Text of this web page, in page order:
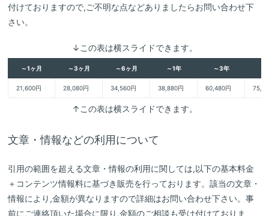
付けておりますので,ご不明な点などありましたらお問い合わせ下
さい。
↓この表は横スライドできます。
～1ヶ月 ～3ヶ月 ～6ヶ月 ～1年 ～3年
21,600円 28,080円 34,560円 38,880円 60,480円
↑この表は横スライドできます。
文章・情報などの利用について
引用の範囲を超える文章・情報の利用に関しては,以下の基本料金
＋コンテンツ情報料に基づき販売を行っております。該当の文章・
情報により,金額が異なりますので詳細はお問い合わせ下さい。事
前にご連絡頂いた場合に限り,金額のご相談も受け付けておりま